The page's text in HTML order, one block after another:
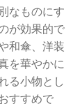
なものにす
が効果的で
和傘、洋装
を華やかに
る小物とし
すすめで